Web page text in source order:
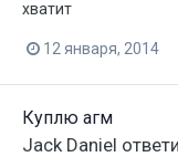
хватит
12 января, 2014
Куплю агм
Jack Daniel